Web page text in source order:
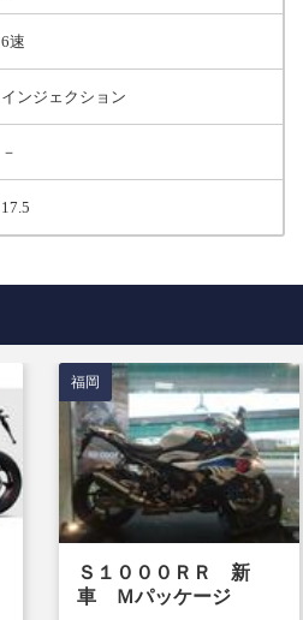
6速
インジェクション
－
17.5
Ｓ１０００ＲＲ 新
車 Ｍパッケージ
福岡